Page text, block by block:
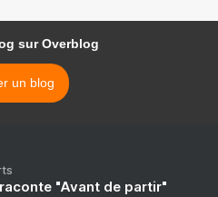
sur Overblog
un blog
"Avant de partir"